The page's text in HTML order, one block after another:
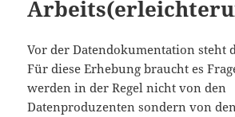
Vor der Datendokumentation steht
Für diese Erhebung braucht es
werden in der Regel nicht von den
Datenproduzenten sondern von